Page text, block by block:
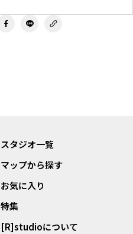
スタジオ一覧
マップから探す
お気に入り
特集
[R]studioについて